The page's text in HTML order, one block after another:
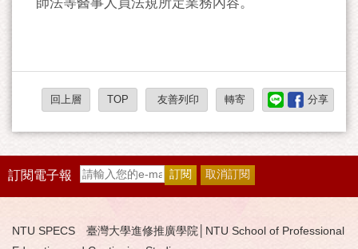
回上層 TOP 友善列印 轉寄 分享
訂閱電子報
NTU SPECS 臺灣大學進修推廣學院│NTU School of Professional